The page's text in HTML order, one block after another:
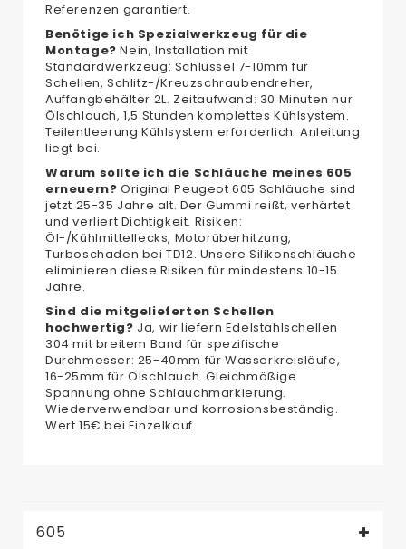
Referenzen garantiert.
Benötige ich Spezialwerkzeug für die
Montage? Nein, Installation mit
Standardwerkzeug: Schlüssel 7-10mm für
Schellen, Schlitz-/Kreuzschraubendreher,
Auffangbehälter 2L. Zeitaufwand: 30 Minuten nur
Ölschlauch, 1,5 Stunden komplettes Kühlsystem.
Teilentleerung Kühlsystem erforderlich. Anleitung
liegt bei.
Warum sollte ich die Schläuche meines 605
erneuern? Original Peugeot 605 Schläuche sind
jetzt 25-35 Jahre alt. Der Gummi reißt, verhärtet
und verliert Dichtigkeit. Risiken:
Öl-/Kühlmittellecks, Motorüberhitzung,
Turboschaden bei TD12. Unsere Silikonschläuche
eliminieren diese Risiken für mindestens 10-15
Jahre.
Sind die mitgelieferten Schellen
hochwertig? Ja, wir liefern Edelstahlschellen
304 mit breitem Band für spezifische
Durchmesser: 25-40mm für Wasserkreisläufe,
16-25mm für Ölschlauch. Gleichmäßige
Spannung ohne Schlauchmarkierung.
Wiederverwendbar und korrosionsbeständig.
Wert 15€ bei Einzelkauf.
605